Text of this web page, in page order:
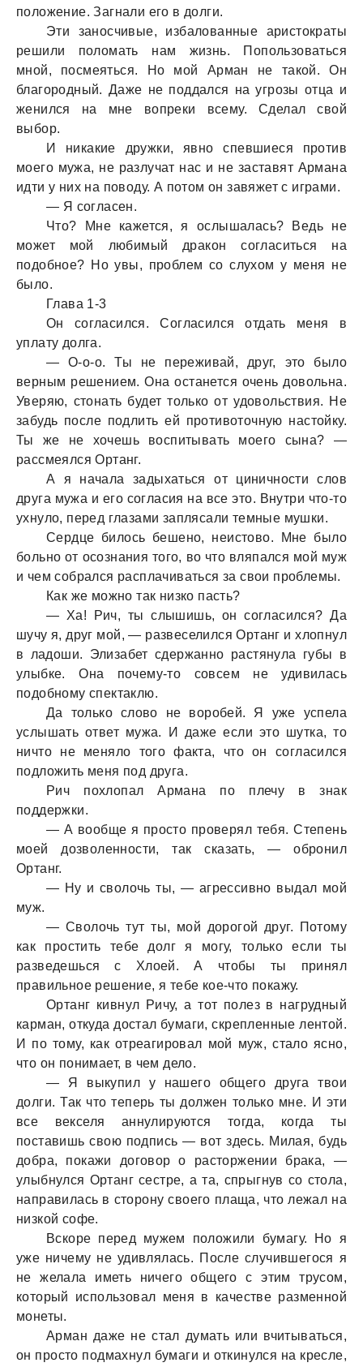
положение. Загнали его в долги.
Эти заносчивые, избалованные аристократы
решили поломать нам жизнь. Попользоваться
мной, посмеяться. Но мой Арман не такой. Он
благородный. Даже не поддался на угрозы отца и
женился на мне вопреки всему. Сделал свой
выбор.
И никакие дружки, явно спевшиеся против
моего мужа, не разлучат нас и не заставят Армана
идти у них на поводу. А потом он завяжет с играми.
— Я согласен.
Что? Мне кажется, я ослышалась? Ведь не
может мой любимый дракон согласиться на
подобное? Но увы, проблем со слухом у меня не
было.
Глава 1-3
Он согласился. Согласился отдать меня в
уплату долга.
— О-о-о. Ты не переживай, друг, это было
верным решением. Она останется очень довольна.
Уверяю, стонать будет только от удовольствия. Не
забудь после подлить ей противоточную настойку.
Ты же не хочешь воспитывать моего сына? —
рассмеялся Ортанг.
А я начала задыхаться от циничности слов
друга мужа и его согласия на все это. Внутри что-то
ухнуло, перед глазами заплясали темные мушки.
Сердце билось бешено, неистово. Мне было
больно от осознания того, во что вляпался мой муж
и чем собрался расплачиваться за свои проблемы.
Как же можно так низко пасть?
— Ха! Рич, ты слышишь, он согласился? Да
шучу я, друг мой, — развеселился Ортанг и хлопнул
в ладоши. Элизабет сдержанно растянула губы в
улыбке. Она почему-то совсем не удивилась
подобному спектаклю.
Да только слово не воробей. Я уже успела
услышать ответ мужа. И даже если это шутка, то
ничто не меняло того факта, что он согласился
подложить меня под друга.
Рич похлопал Армана по плечу в знак
поддержки.
— А вообще я просто проверял тебя. Степень
моей дозволенности, так сказать, — обронил
Ортанг.
— Ну и сволочь ты, — агрессивно выдал мой
муж.
— Сволочь тут ты, мой дорогой друг. Потому
как простить тебе долг я могу, только если ты
разведешься с Хлоей. А чтобы ты принял
правильное решение, я тебе кое-что покажу.
Ортанг кивнул Ричу, а тот полез в нагрудный
карман, откуда достал бумаги, скрепленные лентой.
И по тому, как отреагировал мой муж, стало ясно,
что он понимает, в чем дело.
— Я выкупил у нашего общего друга твои
долги. Так что теперь ты должен только мне. И эти
все векселя аннулируются тогда, когда ты
поставишь свою подпись — вот здесь. Милая, будь
добра, покажи договор о расторжении брака, —
улыбнулся Ортанг сестре, а та, спрыгнув со стола,
направилась в сторону своего плаща, что лежал на
низкой софе.
Вскоре перед мужем положили бумагу. Но я
уже ничему не удивлялась. После случившегося я
не желала иметь ничего общего с этим трусом,
который использовал меня в качестве разменной
монеты.
Арман даже не стал думать или вчитываться,
он просто подмахнул бумаги и откинулся на кресле,